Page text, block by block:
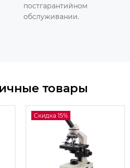
постгарантийном
обслуживании.
товары
Скидка 15%